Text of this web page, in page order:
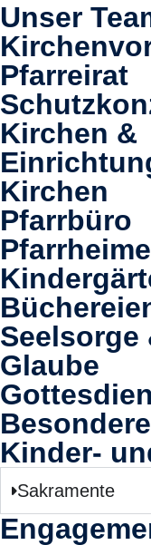
Unser
Pfarreirat
Kirchen &
Kirchen
Pfarrbüro
Pfarrheime
Seelsorge
Glaube
Kinder-
Sakramente